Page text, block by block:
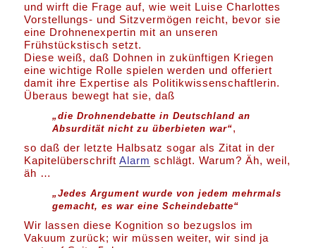
und wirft die Frage auf, wie weit Luise Charlottes
Vorstellungs- und Sitzvermögen reicht, bevor sie
eine Drohnenexpertin mit an unseren
Frühstückstisch setzt.
Diese weiß, daß Dohnen in zukünftigen Kriegen
eine wichtige Rolle spielen werden und offeriert
damit ihre Expertise als Politikwissenschaftlerin.
Überaus bewegt hat sie, daß
„die Drohnendebatte in Deutschland an
Absurdität nicht zu überbieten war“,
so daß der letzte Halbsatz sogar als Zitat in der
KapitelüberschriftAlarm schlägt. Warum? Äh, weil,
äh …
„Jedes Argument wurde von jedem mehrmals
gemacht, es war eine Scheindebatte“
Wir lassen diese Kognition so bezugslos im
Vakuum zurück; wir müssen weiter, wir sind ja